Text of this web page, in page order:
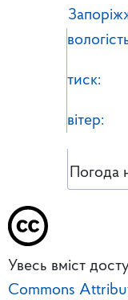
тиск:
вітер:
Погода
Увесь вміст
Commons